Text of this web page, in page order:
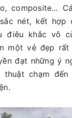
composite…
nét, kết hợp
điêu khắc vô
một vẻ đẹp
đạt những ý
thuật chạm